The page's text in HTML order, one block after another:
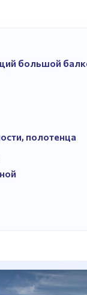
большой
полотенца